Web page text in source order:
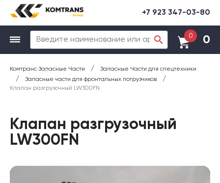
+7 923 347-03-80
0 0
Комтранс Запасные Части / Запасные Части для спецтехники
/ Запасные части для фронтальных погрузчиков /
Клапан разгрузочный LW300FN
Клапан разгрузочный
LW300FN